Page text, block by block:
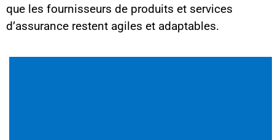
que les fournisseurs de produits et services
d’assurance restent agiles et adaptables.